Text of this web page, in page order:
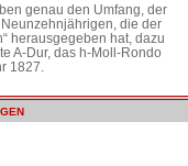
genau den Umfang, der
die der
herausgegeben hat, dazu
A-Dur, das h-Moll-Rondo
1827.